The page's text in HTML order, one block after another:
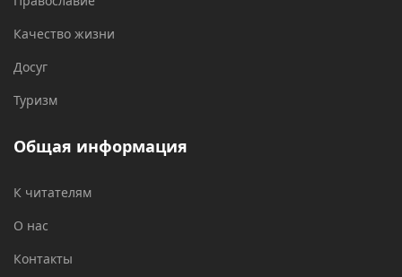
Качество жизни
Досуг
Туризм
Общая информация
К читателям
О нас
Контакты